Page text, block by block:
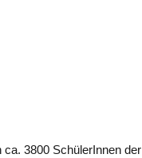
ca. 3800 SchülerInnen der